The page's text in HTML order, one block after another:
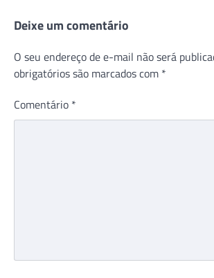
Deixe um comentário
O seu endereço de e-mail não será
obrigatórios são marcados com *
Comentário *